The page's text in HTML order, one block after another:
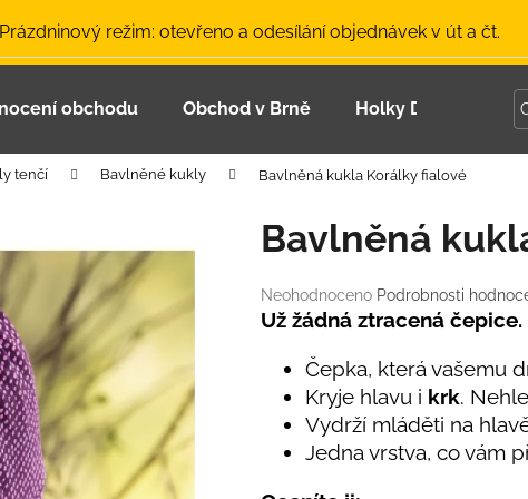
režim: otevřeno a odesílání objednávek v út a čt.
obchodu Obchod v Brně Holky Dupeťačky
tenčí Bavlněné kukly Bavlněná kukla Korálky fialové
Průměrné
hodnocení
hvězdiček.
Neohodnoceno Podrobnosti
Bavlněná
Už žádná ztracená čepice.
Čepka, která vašemu
Kryje hlavu i krk.
Vydrží mláděti na
Jedna vrstva, co vám
Co potřebujete najít?
Doporučujeme
ČEPICE UV 30 SVĚTLE MODRÁ